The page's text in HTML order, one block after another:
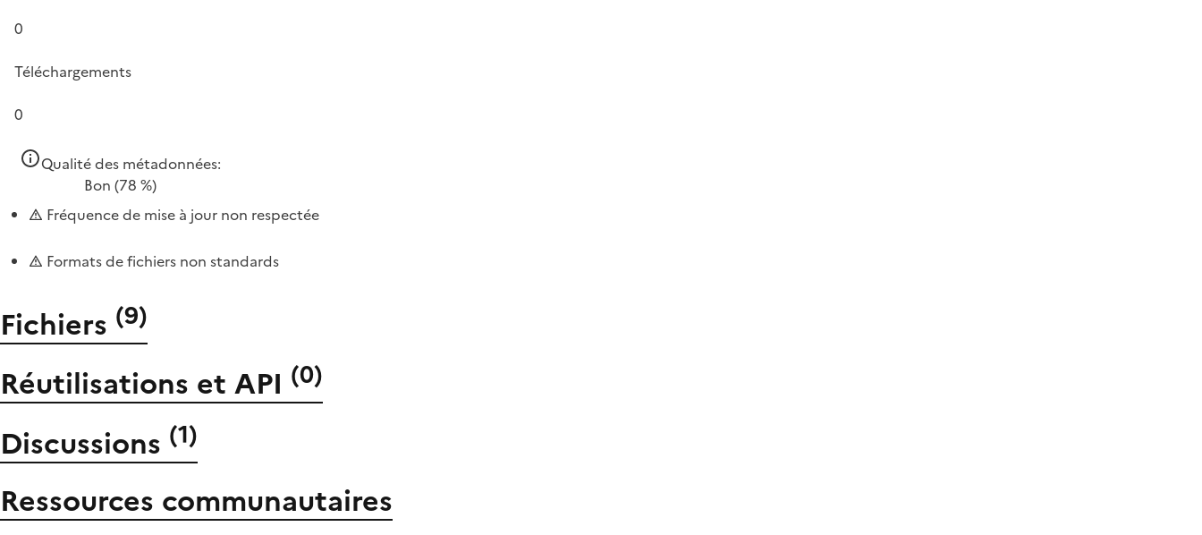
0
Téléchargements
0
Qualité des métadonnées:
Bon (78 %)
Fréquence de mise à jour non respectée
Formats de fichiers non standards
Fichiers (9)
Réutilisations et API (0)
Discussions (1)
Ressources communautaires